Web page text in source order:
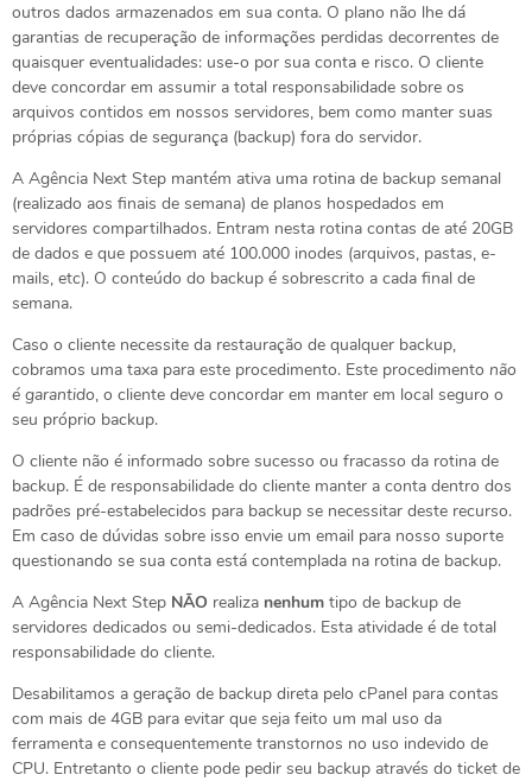
outros dados armazenados em sua conta. O plano não lhe dá
garantias de recuperação de informações perdidas decorrentes de
quaisquer eventualidades: use-o por sua conta e risco. O cliente
deve concordar em assumir a total responsabilidade sobre os
arquivos contidos em nossos servidores, bem como manter suas
próprias cópias de segurança (backup) fora do servidor.
A Agência Next Step mantém ativa uma rotina de backup semanal
(realizado aos finais de semana) de planos hospedados em
servidores compartilhados. Entram nesta rotina contas de até 20GB
de dados e que possuem até 100.000 inodes (arquivos, pastas, e-
mails, etc). O conteúdo do backup é sobrescrito a cada final de
semana.
Caso o cliente necessite da restauração de qualquer backup,
cobramos uma taxa para este procedimento. Este procedimento não
é garantido, o cliente deve concordar em manter em local seguro o
seu próprio backup.
O cliente não é informado sobre sucesso ou fracasso da rotina de
backup. É de responsabilidade do cliente manter a conta dentro dos
padrões pré-estabelecidos para backup se necessitar deste recurso.
Em caso de dúvidas sobre isso envie um email para nosso suporte
questionando se sua conta está contemplada na rotina de backup.
A Agência Next Step NÃO realiza nenhum tipo de backup de
servidores dedicados ou semi-dedicados. Esta atividade é de total
responsabilidade do cliente.
Desabilitamos a geração de backup direta pelo cPanel para contas
com mais de 4GB para evitar que seja feito um mal uso da
ferramenta e consequentemente transtornos no uso indevido de
CPU. Entretanto o cliente pode pedir seu backup através do ticket de